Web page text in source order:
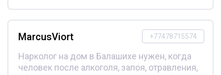
+77478715574
MarcusViort
Нарколог на дом в Балашихе нужен, когда
человек после алкоголя, запоя, отравления,